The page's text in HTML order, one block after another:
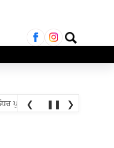
Search
for:
ਵੱਲੋਂ ਐਨਡੀਪੀਐੱਸ ਐਕਟ ਤਹਿਤ
❮ ❚❚ ❯